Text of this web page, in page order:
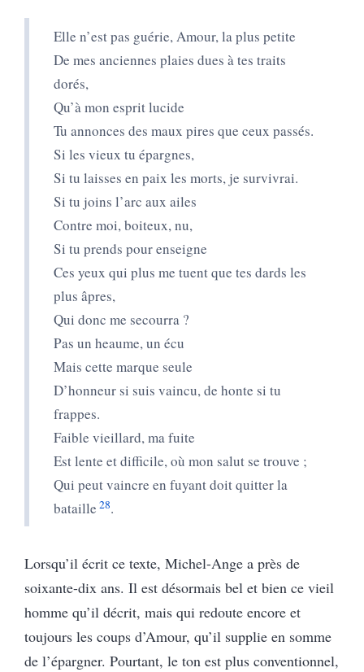
Elle n’est pas guérie, Amour, la plus petite
De mes anciennes plaies dues à tes traits
dorés,
Qu’à mon esprit lucide
Tu annonces des maux pires que ceux passés.
Si les vieux tu épargnes,
Si tu laisses en paix les morts, je survivrai.
Si tu joins l’arc aux ailes
Contre moi, boiteux, nu,
Si tu prends pour enseigne
Ces yeux qui plus me tuent que tes dards les
plus âpres,
Qui donc me secourra ?
Pas un heaume, un écu
Mais cette marque seule
D’honneur si suis vaincu, de honte si tu
frappes.
Faible vieillard, ma fuite
Est lente et difficile, où mon salut se trouve ;
Qui peut vaincre en fuyant doit quitter la
bataille 28.
Lorsqu’il écrit ce texte, Michel-Ange a près de
soixante-dix ans. Il est désormais bel et bien ce vieil
homme qu’il décrit, mais qui redoute encore et
toujours les coups d’Amour, qu’il supplie en somme
de l’épargner. Pourtant, le ton est plus conventionnel,